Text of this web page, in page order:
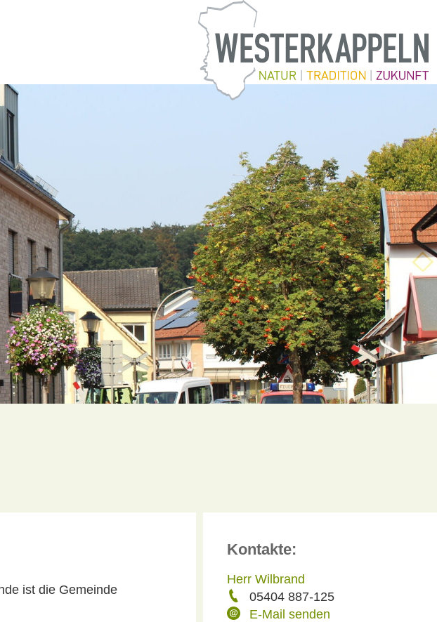
ist die Gemeinde
Kontakte:
Herr Wilbrand
05404 887-125
E-Mail senden